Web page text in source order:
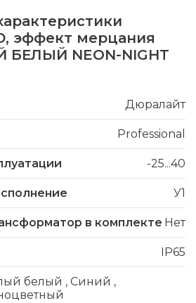
эффект мерцания
БЕЛЫЙ NEON-NIGHT
Дюралайт
Professional
-25...40
У1
в комплекте Нет
IP65
белый , Синий ,